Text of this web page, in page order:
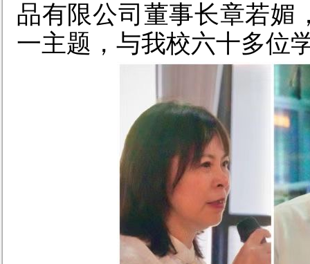
品有限公司董事长章若媚
一主题，与我校六十多位